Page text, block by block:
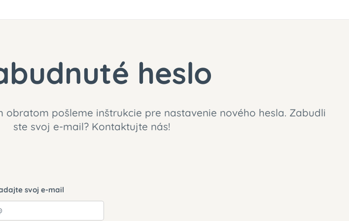
heslo
pošleme inštrukcie pre nastavenie nového hesla. Zabudli
ste svoj e-mail? Kontaktujte nás!
svoj e-mail